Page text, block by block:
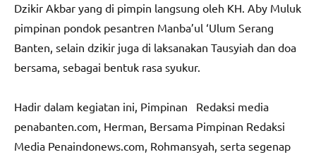
Dzikir Akbar yang di pimpin langsung oleh KH. Aby Muluk
pimpinan pondok pesantren Manba’ul ‘Ulum Serang
Banten, selain dzikir juga di laksanakan Tausyiah dan doa
bersama, sebagai bentuk rasa syukur.
Hadir dalam kegiatan ini, Pimpinan Redaksi media
penabanten.com, Herman, Bersama Pimpinan Redaksi
Media Penaindonews.com, Rohmansyah, serta segenap